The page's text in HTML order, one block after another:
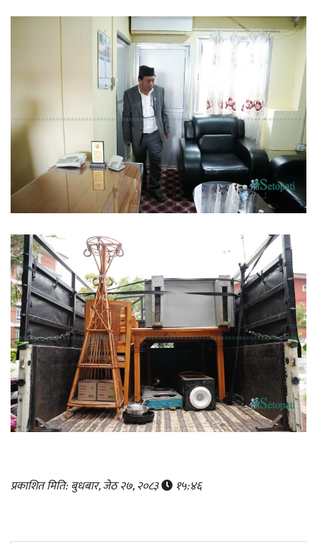
प्रकाशित मिति: बुधबार, जेठ २७, २०८३ १५:४६